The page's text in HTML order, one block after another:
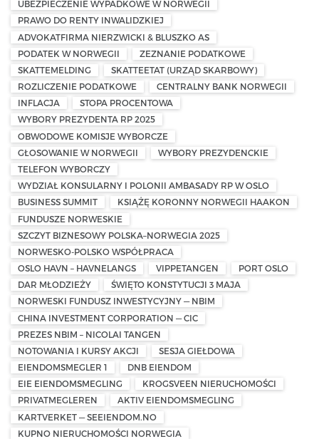
UBEZPIECZENIE WYPADKOWE W NORWEGII
PRAWO DO RENTY INWALIDZKIEJ
ADVOKATFIRMA NIERZWICKI & BLUSZKO AS
PODATEK W NORWEGII
ZEZNANIE PODATKOWE
SKATTEMELDING
SKATTEETAT (URZĄD SKARBOWY)
ROZLICZENIE PODATKOWE
CENTRALNY BANK NORWEGII
INFLACJA
STOPA PROCENTOWA
WYBORY PREZYDENTA RP 2025
OBWODOWE KOMISJE WYBORCZE
GŁOSOWANIE W NORWEGII
WYBORY PREZYDENCKIE
TELEFON WYBORCZY
WYDZIAŁ KONSULARNY I POLONII AMBASADY RP W OSLO
BUSINESS SUMMIT
KSIĄŻĘ KORONNY NORWEGII HAAKON
FUNDUSZE NORWESKIE
SZCZYT BIZNESOWY POLSKA–NORWEGIA 2025
NORWESKO-POLSKO WSPÓŁPRACA
OSLO HAVN – HAVNELANGS
VIPPETANGEN
PORT OSLO
DAR MŁODZIEŻY
ŚWIĘTO KONSTYTUCJI 3 MAJA
NORWESKI FUNDUSZ INWESTYCYJNY — NBIM
CHINA INVESTMENT CORPORATION — CIC
PREZES NBIM – NICOLAI TANGEN
NOTOWANIA I KURSY AKCJI
SESJA GIEŁDOWA
EIENDOMSMEGLER 1
DNB EIENDOM
EIE EIENDOMSMEGLING
KROGSVEEN NIERUCHOMOŚCI
PRIVATMEGLEREN
AKTIV EIENDOMSMEGLING
KARTVERKET — SEEIENDOM.NO
KUPNO NIERUCHOMOŚCI NORWEGIA